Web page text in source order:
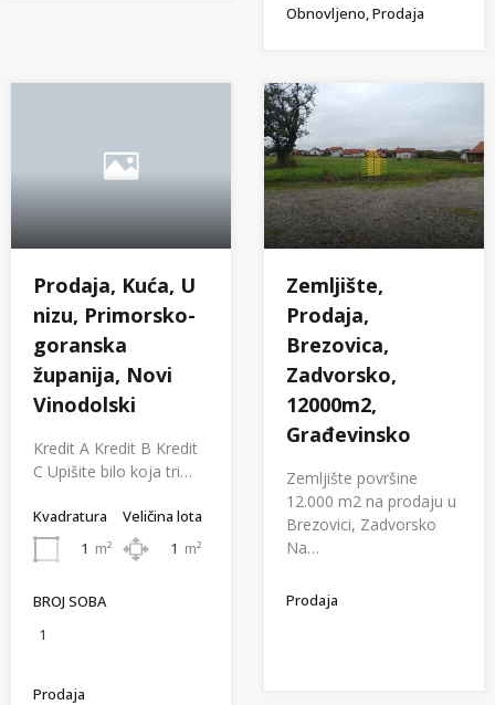
Obnovljeno, Prodaja
Prodaja, Kuća, U
nizu, Primorsko-
goranska
županija, Novi
Vinodolski
Kredit A Kredit B Kredit
C Upišite bilo koja tri…
Kvadratura
1 m²
Veličina lota
1 m²
BROJ SOBA
1
Prodaja
Zemljište,
Prodaja,
Brezovica,
Zadvorsko,
12000m2,
Građevinsko
Zemljište površine
12.000 m2 na prodaju u
Brezovici, Zadvorsko
Na…
Prodaja